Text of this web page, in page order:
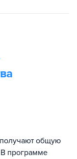
общую
В программе